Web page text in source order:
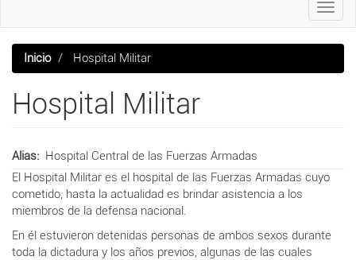
Inicio Hospital Militar
Hospital Militar
Alias
Hospital Central de las Fuerzas Armadas
El Hospital Militar es el hospital de las Fuerzas Armadas cuyo
cometido, hasta la actualidad es brindar asistencia a los
miembros de la defensa nacional.
En él estuvieron detenidas personas de ambos sexos durante
toda la dictadura y los años previos, algunas de las cuales